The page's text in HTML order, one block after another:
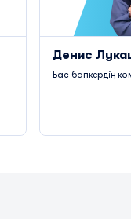
Денис
Бас бапкердің